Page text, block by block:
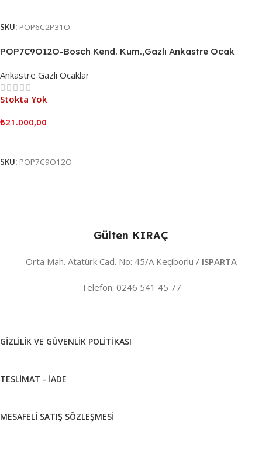
SKU: POP6C2P31O
POP7C9O12O-Bosch Kend. Kum.,Gazlı Ankastre Ocak
Ankastre Gazlı Ocaklar
Stokta Yok
₺21.000,00
SKU: POP7C9O12O
Gülten KIRAÇ
Orta Mah. Atatürk Cad. No: 45/A Keçiborlu / ISPARTA
Telefon: 0246 541 45 77
GIZLILIK VE GÜVENLIK POLITIKASI
TESLIMAT - İADE
MESAFELI SATIŞ SÖZLEŞMESI